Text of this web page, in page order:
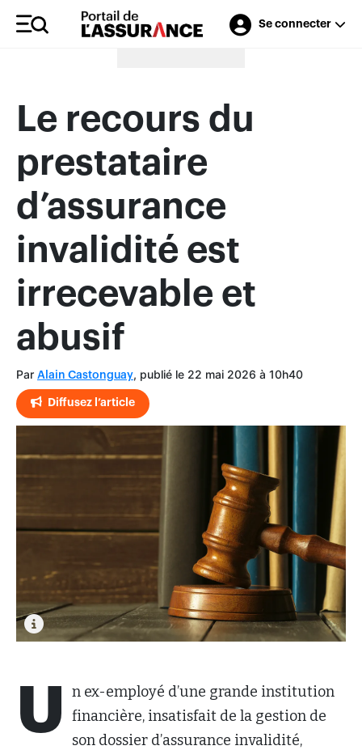
Se connecter
Merci à nos annonceurs
Le recours du
prestataire
d’assurance
invalidité est
irrecevable et
abusif
Par Alain Castonguay, publié le 22 mai 2026 à 10h40
Diffusez l’article
U n ex-employé d’une grande institution
financière, insatisfait de la gestion de
son dossier d’assurance invalidité,